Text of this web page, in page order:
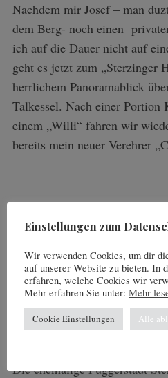
Nachdem mir Josef – man
dem Berg- noch einen
ich auf die Dauer nicht auf
geht es jetzt zum „Sterzinger
herrlichem Panoramablick
Talkessel. Nach einer Portion
einem „Willi“ fahren wir
bereits mein neuer Verehrer
Impressionen
Die ehemalige Fuggerstadt
Einstellungen zum
Wir verwenden Cookies, um dir
auf unserer Website zu bieten. In
erfahren, welche Cookies wir
Mehr erfahren Sie unter: Mehr
Cookie Einstellungen Alle